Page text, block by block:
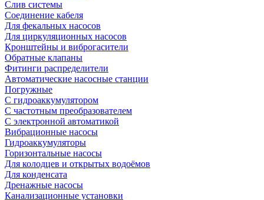
Слив системы
Соединение кабеля
Для фекальных насосов
Для циркуляционных насосов
Кронштейны и виброгасители
Обратные клапаны
Фитинги распределители
Автоматические насосные станции
Погружные
С гидроаккумулятором
С частотным преобразователем
С электронной автоматикой
Вибрационные насосы
Гидроаккумуляторы
Горизонтальные насосы
Для колодцев и открытых водоёмов
Для конденсата
Дренажные насосы
Канализационные установки